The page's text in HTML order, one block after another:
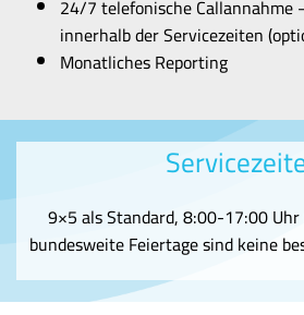
24/7 telefonische Callannahme
innerhalb der Servicezeiten
Monatliches Reporting
9×5 als Standard, 8:00-17:00
bundesweite Feiertage sind keine